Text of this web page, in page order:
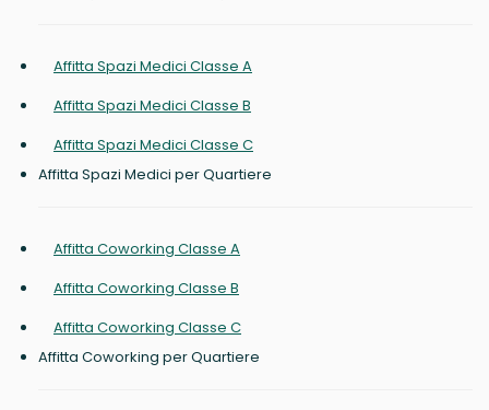
Affitta Spazi Medici Classe A
Affitta Spazi Medici Classe B
Affitta Spazi Medici Classe C
Affitta Spazi Medici per Quartiere
Affitta Coworking Classe A
Affitta Coworking Classe B
Affitta Coworking Classe C
Affitta Coworking per Quartiere